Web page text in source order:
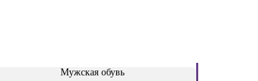
Мужская обувь